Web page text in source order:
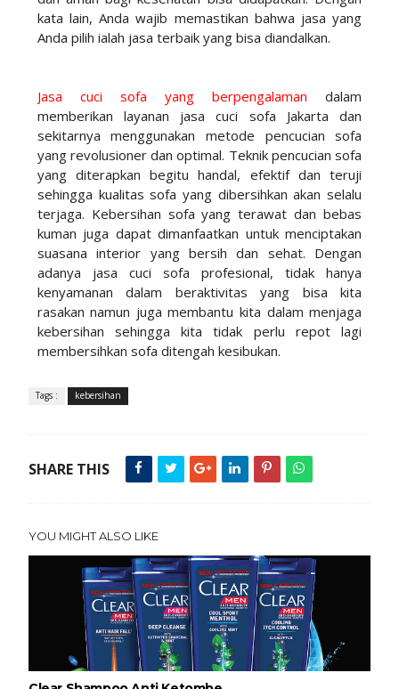
kata lain, Anda wajib memastikan bahwa jasa yang
Anda pilih ialah jasa terbaik yang bisa diandalkan.
Jasa cuci sofa yang berpengalaman dalam
memberikan layanan jasa cuci sofa Jakarta dan
sekitarnya menggunakan metode pencucian sofa
yang revolusioner dan optimal. Teknik pencucian sofa
yang diterapkan begitu handal, efektif dan teruji
sehingga kualitas sofa yang dibersihkan akan selalu
terjaga. Kebersihan sofa yang terawat dan bebas
kuman juga dapat dimanfaatkan untuk menciptakan
suasana interior yang bersih dan sehat. Dengan
adanya jasa cuci sofa profesional, tidak hanya
kenyamanan dalam beraktivitas yang bisa kita
rasakan namun juga membantu kita dalam menjaga
kebersihan sehingga kita tidak perlu repot lagi
membersihkan sofa ditengah kesibukan.
Tags : kebersihan
SHARE THIS
YOU MIGHT ALSO LIKE